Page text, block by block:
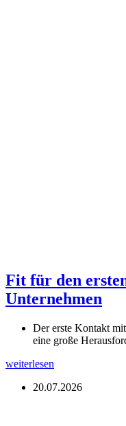
Fit für den
Unternehmen
Der erste Kontakt
eine große
weiterlesen
20.07.2026